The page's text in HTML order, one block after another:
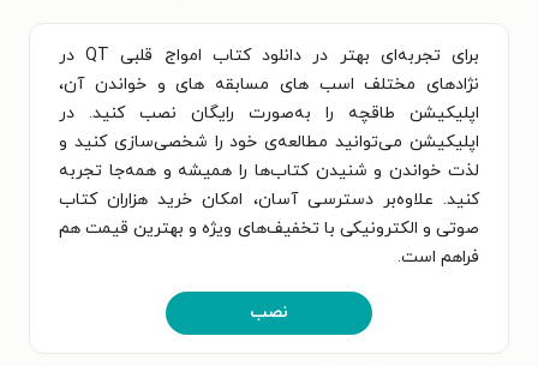
برای تجربه‌ای بهتر در دانلود کتاب امواج قلبی QT در
نژادهای مختلف اسب های مسابقه های و خواندن آن،
اپلیکیشن طاقچه را به‌صورت رایگان نصب کنید. در
اپلیکیشن می‌توانید مطالعه‌ی خود را شخصی‌سازی کنید و
لذت خواندن و شنیدن کتاب‌ها را همیشه و همه‌جا تجربه
کنید. علاوه‌بر دسترسی آسان، امکان خرید هزاران کتاب
صوتی و الکترونیکی با تخفیف‌های ویژه و بهترین قیمت هم
فراهم است.
نصب